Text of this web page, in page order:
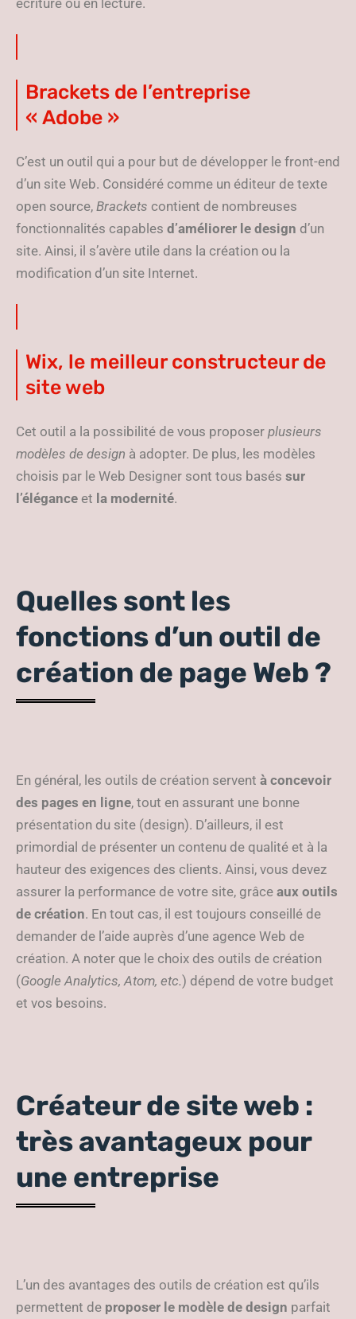
écriture ou en lecture.
Brackets de l’entreprise
« Adobe »
C’est un outil qui a pour but de développer le front-end
d’un site Web. Considéré comme un éditeur de texte
open source, Brackets contient de nombreuses
fonctionnalités capables d’améliorer le design d’un
site. Ainsi, il s’avère utile dans la création ou la
modification d’un site Internet.
Wix, le meilleur constructeur de
site web
Cet outil a la possibilité de vous proposer plusieurs
modèles de design à adopter. De plus, les modèles
choisis par le Web Designer sont tous basés sur
l’élégance et la modernité.
Quelles sont les
fonctions d’un outil de
création de page Web ?
En général, les outils de création servent à concevoir
des pages en ligne, tout en assurant une bonne
présentation du site (design). D’ailleurs, il est
primordial de présenter un contenu de qualité et à la
hauteur des exigences des clients. Ainsi, vous devez
assurer la performance de votre site, grâce aux outils
de création. En tout cas, il est toujours conseillé de
demander de l’aide auprès d’une agence Web de
création. A noter que le choix des outils de création
(Google Analytics, Atom, etc.) dépend de votre budget
et vos besoins.
Créateur de site web :
très avantageux pour
une entreprise
L’un des avantages des outils de création est qu’ils
permettent de proposer le modèle de design parfait